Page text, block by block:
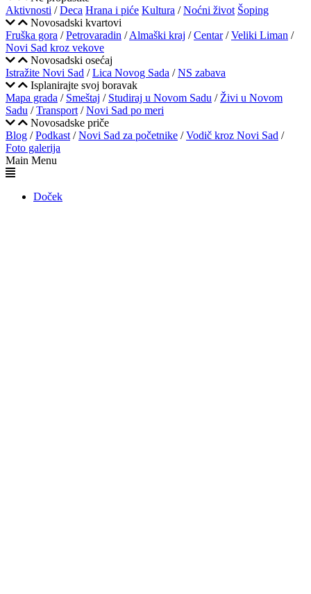
Aktivnosti /Deca Hrana i piće Kultura /Noćni život Šoping
Novosadski kvartovi
Fruška gora /Petrovaradin /Almaški kraj /Centar/Veliki Liman /
Novi Sad kroz vekove
Novosadski osećaj
Istražite Novi Sad /Lica Novog Sada /NS zabava
Isplanirajte svoj boravak
Mapa grada / Smeštaj / Studiraj u Novom Sadu / Živi u Novom
Sadu /Transport /Novi Sad po meri
Novosadske priče
Blog /Podkast /Novi Sad za početnike /Vodič kroz Novi Sad /
Foto galerija
Main Menu
Doček